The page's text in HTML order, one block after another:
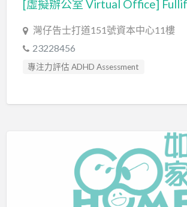
灣仔告士打道151號資本中心11樓
23228456
專注力評估 ADHD Assessment
情緒管理治療 Emotion Focused Therapy
自閉症評估 Autism Assessment
認知行為治療 Cognitive Behavioral Therapy